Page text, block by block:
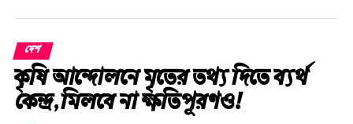
দেশ
কৃষি আন্দোলনে মৃতের তথ‌্য দিতে ব্যর্থ
কেন্দ্র, মিলবে না ক্ষতিপূরণও!